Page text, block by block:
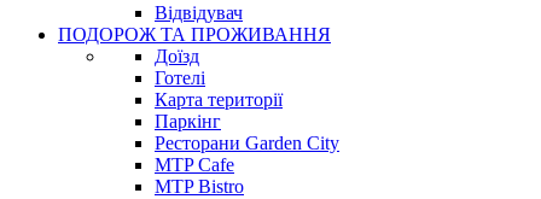
Відвідувач
ПОДОРОЖ ТА ПРОЖИВАННЯ
Доїзд
Готелі
Карта території
Паркінг
Ресторани Garden City
MTP Cafe
MTP Bistro